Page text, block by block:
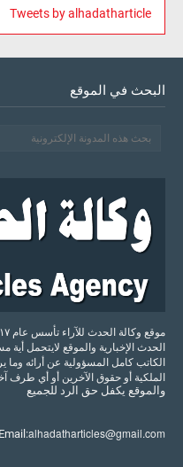
Tweets by alhadatharticle
البحث في الموقع
الحدث الإخبارية والموقع لايتحمل
الكاتب كامل المسؤولية عن أرائه وما
الملكية أو حقوق الآخرين أو أي طرف
والموقع يكفل حق الرد للجميع
Email:alhadatharticles@gmail.com